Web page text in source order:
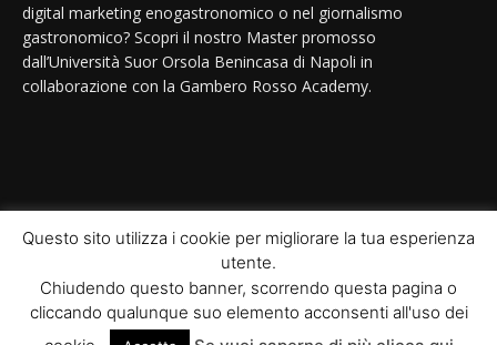
digital marketing enogastronomico o nel giornalismo
gastronomico? Scopri il nostro Master promosso
dall’Università Suor Orsola Benincasa di Napoli in
collaborazione con la Gambero Rosso Academy.
© Newspaper WordPress Theme by TagDiv
Il Master Moduli didattici
Questo sito utilizza i cookie per migliorare la tua esperienza
utente.
Chiudendo questo banner, scorrendo questa pagina o
cliccando qualunque suo elemento acconsenti all'uso dei